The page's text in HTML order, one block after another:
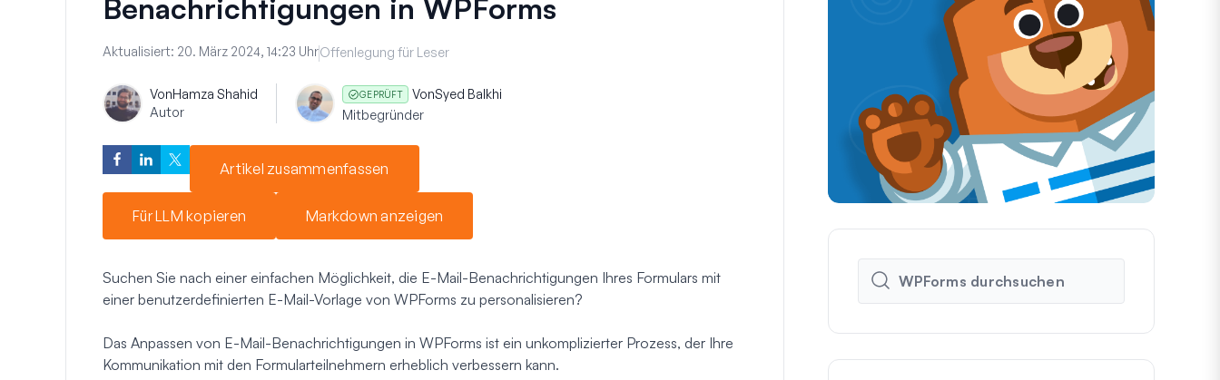
Benachrichtigungen in WPForms
Aktualisiert: 20. März 2024, 14:23 UhrOffenlegung für Leser
VonHamza Shahid
Autor
GEPRÜFT VonSyed Balkhi
Mitbegründer
Artikel zusammenfassen
Für LLM kopieren Markdown anzeigen
Suchen Sie nach einer einfachen Möglichkeit, die E-Mail-Benachrichtigungen Ihres Formulars mit
einer benutzerdefinierten E-Mail-Vorlage von WPForms zu personalisieren?
Das Anpassen von E-Mail-Benachrichtigungen in WPForms ist ein unkomplizierter Prozess, der Ihre
Kommunikation mit den Formularteilnehmern erheblich verbessern kann.